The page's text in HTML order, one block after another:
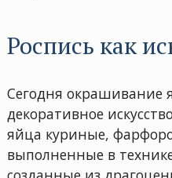
Роспись как
Сегодня окрашивание
декоративное
яйца куриные,
выполненные в